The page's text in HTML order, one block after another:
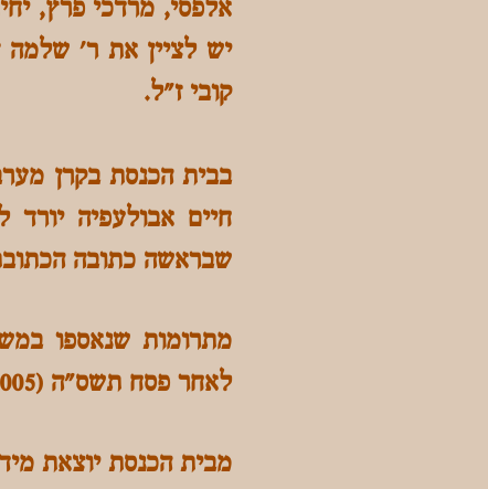
אלפסי, מרדכי פרץ,
יש לציין את ר' שלמה
קובי ז"ל.
בבית הכנסת בקרן
חיים אבולעפיה
שבראשה כתובה
מתרומות שנאספו
לאחר פסח תשס"ה (2005) ונפתח לקהל ביום ההילולא דר' מאיר בי"ד אייר תשס"ה.
מבית הכנסת יוצאת